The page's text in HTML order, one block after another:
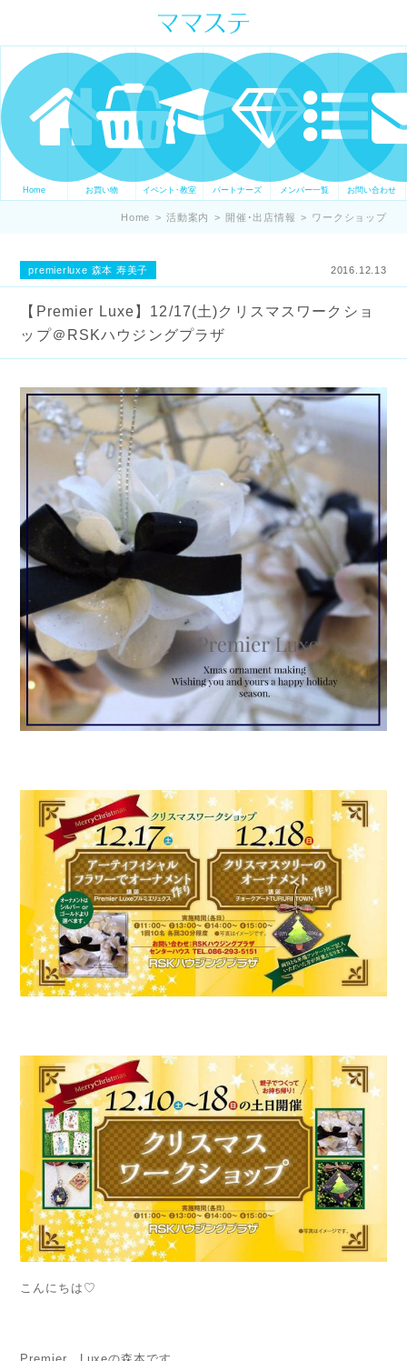
ママの才能発信します。 手づくり
表現ステージ ママステ スキル・セ
ンスを表現したいママが集まって
ます。
Home お買い物 イベント･教室 パートナーズ メンバー一覧 お問い合わせ
Home > 活動案内 > 開催･出店情報 > ワークショップ
premierluxe 森本 寿美子 2016.12.13
【Premier Luxe】12/17(土)クリスマスワークショ
ップ＠RSKハウジングプラザ
こんにちは♡